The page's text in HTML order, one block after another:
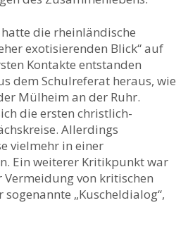
die rheinländische
exotisierenden Blick“ auf
Kontakte entstanden
dem Schulreferat heraus, wie
Mülheim an der Ruhr.
die ersten christlich-
Allerdings
vielmehr in einer
Ein weiterer Kritikpunkt war
von kritischen
„Kuscheldialog“,